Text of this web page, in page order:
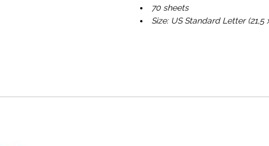
70 sheets
Size: US Standard Letter (21,5